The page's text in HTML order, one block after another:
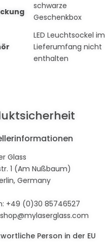
schwarze
Geschenkbox
LED Leuchtsockel im
Lieferumfang nicht
enthalten
Glass
1 (Am Nußbaum)
Germany
+49 (0)30 85746527
shop@mylaserglass.com
Person in der EU